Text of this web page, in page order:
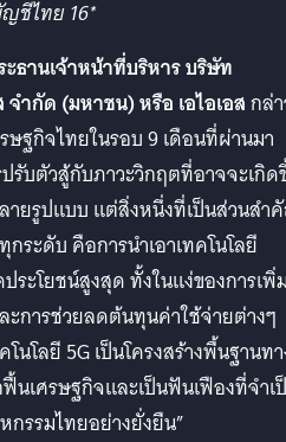
ญชีไทย16*
ธานเจ้าหน้าที่บริหาร บริษัท
จำกัด (มหาชน)หรือ เอไอเอสกล่
ษฐกิจไทยในรอบ 9 เดือนที่ผ่านมา
ปรับตัวสู้กับภาวะวิกฤตที่อาจจะเกิ
ายรูปแบบ แต่สิ่งหนึ่งที่เป็นส่วนสำ
ระดับ คือการนำเอาเทคโนโลยี
ระโยชน์สูงสุด ทั้งในแง่ของการเพิ่
การช่วยลดต้นทุนค่าใช้จ่ายต่างๆ
โนโลยี 5G เป็นโครงสร้างพื้นฐานท
เศรษฐกิจและเป็นฟันเฟืองที่จำเ
รรมไทยอย่างยั่งยืน”